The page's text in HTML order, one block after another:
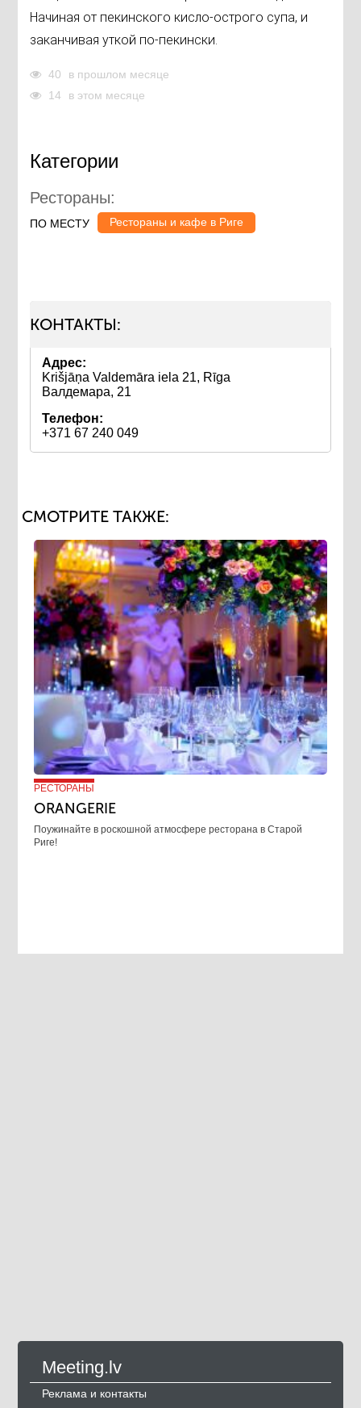
Начиная от пекинского кисло-острого супa, и
заканчивая уткой по-пекински.
40
в прошлом месяце
14
в этом месяце
Категории
Рестораны:
ПО МЕСТУ Рестораны и кафе в Риге
КОНТАКТЫ:
Адрес:
Krišjāņa Valdemāra iela 21, Rīga
Валдемара, 21
Телефон:
+371 67 240 049
СМОТРИТЕ ТАКЖЕ:
РЕСТОРАНЫ
ORANGERIE
Поужинайте в роскошной атмосфере ресторана в Старой
Риге!
Meeting.lv
Реклама и контакты